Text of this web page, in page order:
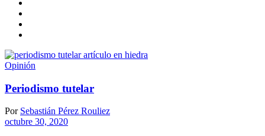
Opinión
Periodismo tutelar
Por Sebastián Pérez Rouliez
octubre 30, 2020